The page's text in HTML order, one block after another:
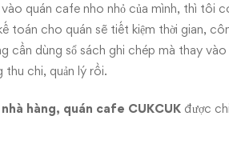
quán cafe nho nhỏ của mình, thì tôi
toán cho quán sẽ tiết kiệm thời gian,
cần dùng sổ sách ghi chép mà thay
chi, quản lý rồi.
hàng, quán cafe CUKCUK được